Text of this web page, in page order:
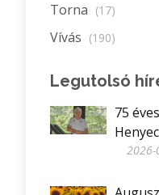
Torna (17)
Vívás (190)
Legutolsó
75
2026-